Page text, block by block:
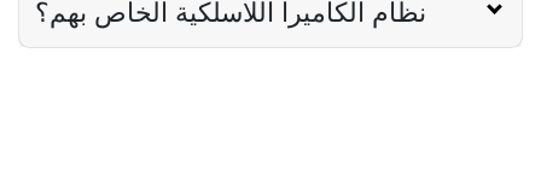
نظام الكاميرا اللاسلكية الخاص بهم؟